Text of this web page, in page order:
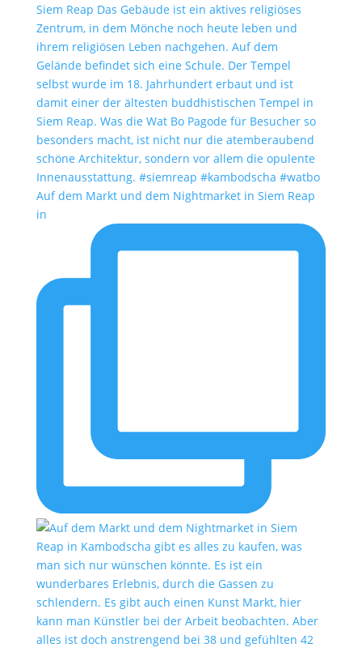
Auf dem Markt und dem Nightmarket in Siem Reap
in